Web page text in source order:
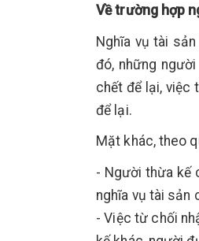
Về trường hợp
Nghĩa vụ tài
đó, những
chết để lại, việc
để lại.
Mặt khác, theo
- Người thừa kế
nghĩa vụ tài sản
- Việc từ chối